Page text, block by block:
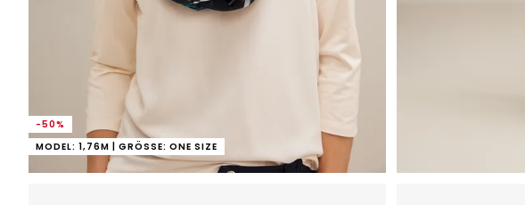
-50%
MODEL: 1,76M | GRÖSSE: ONE SIZE